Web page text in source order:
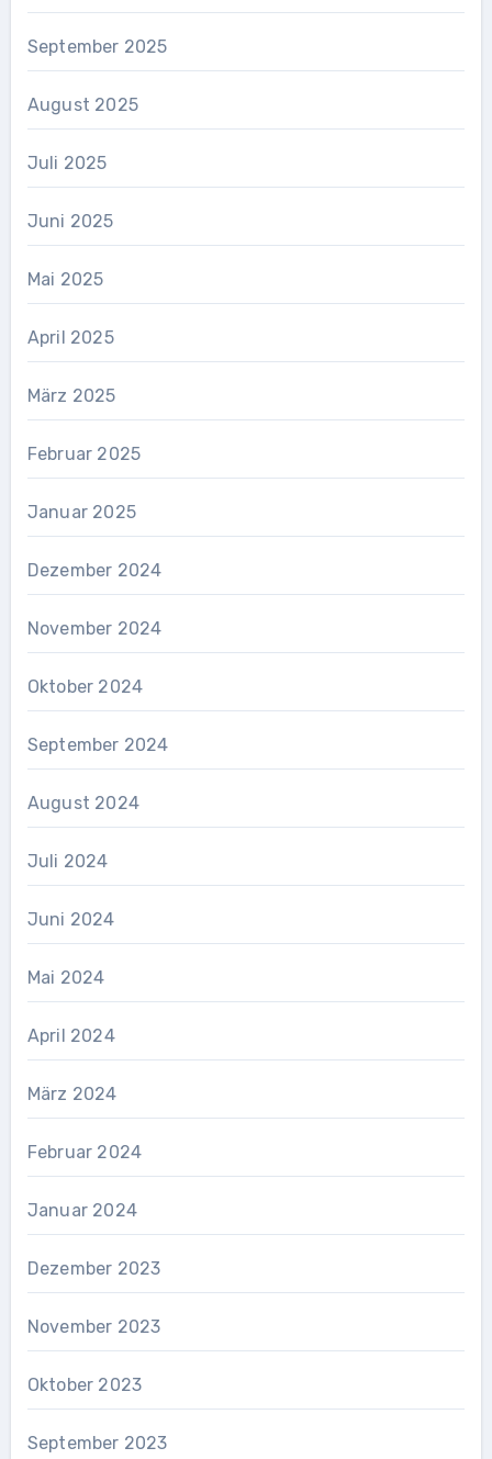
September 2025
August 2025
Juli 2025
Juni 2025
Mai 2025
April 2025
März 2025
Februar 2025
Januar 2025
Dezember 2024
November 2024
Oktober 2024
September 2024
August 2024
Juli 2024
Juni 2024
Mai 2024
April 2024
März 2024
Februar 2024
Januar 2024
Dezember 2023
November 2023
Oktober 2023
September 2023